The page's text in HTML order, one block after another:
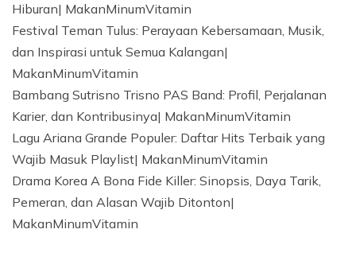
Hiburan| MakanMinumVitamin
Festival Teman Tulus: Perayaan Kebersamaan, Musik,
dan Inspirasi untuk Semua Kalangan|
MakanMinumVitamin
Bambang Sutrisno Trisno PAS Band: Profil, Perjalanan
Karier, dan Kontribusinya| MakanMinumVitamin
Lagu Ariana Grande Populer: Daftar Hits Terbaik yang
Wajib Masuk Playlist| MakanMinumVitamin
Drama Korea A Bona Fide Killer: Sinopsis, Daya Tarik,
Pemeran, dan Alasan Wajib Ditonton|
MakanMinumVitamin